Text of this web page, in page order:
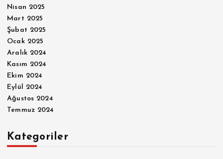
Nisan 2025
Mart 2025
Şubat 2025
Ocak 2025
Aralık 2024
Kasım 2024
Ekim 2024
Eylül 2024
Ağustos 2024
Temmuz 2024
Kategoriler